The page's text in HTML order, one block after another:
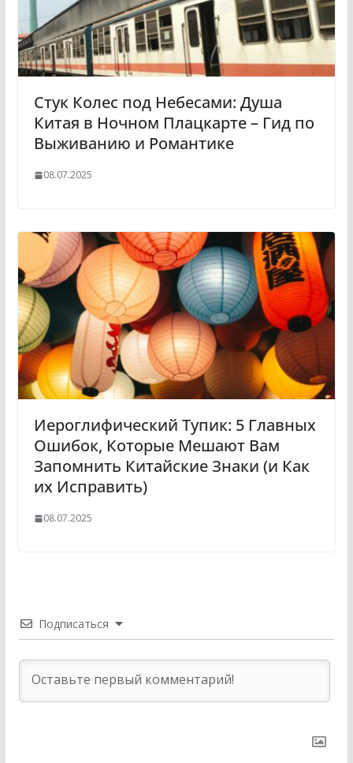
Стук Колес под Небесами: Душа
Китая в Ночном Плацкарте – Гид по
Выживанию и Романтике
08.07.2025
Иероглифический Тупик: 5 Главных
Ошибок, Которые Мешают Вам
Запомнить Китайские Знаки (и Как
их Исправить)
08.07.2025
Подписаться